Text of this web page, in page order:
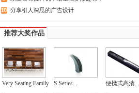
10 分享引人深思的广告设计
推荐大奖作品
Very Seating Family S Series... 便携式高清...